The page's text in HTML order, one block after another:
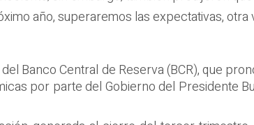
año, superaremos las expectativas, otra
Banco Central de Reserva (BCR), que
por parte del Gobierno del Presidente